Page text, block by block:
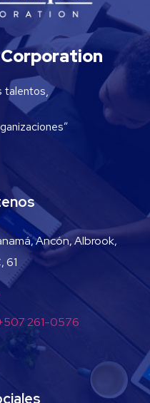
talentos,
Ancón, Albrook,
61
261-0576